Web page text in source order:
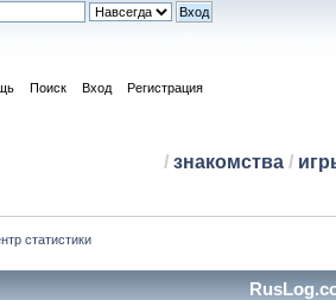
Поиск Вход Регистрация
/ знакомства/
статистики